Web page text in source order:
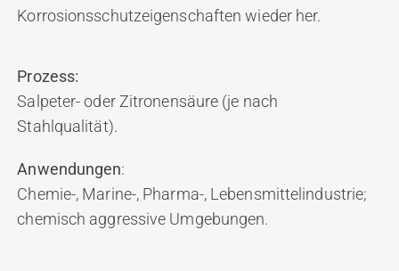
Korrosionsschutzeigenschaften wieder her.
Prozess:
Salpeter- oder Zitronensäure (je nach
Stahlqualität).
Anwendungen:
Chemie-, Marine-, Pharma-, Lebensmittelindustrie;
chemisch aggressive Umgebungen.